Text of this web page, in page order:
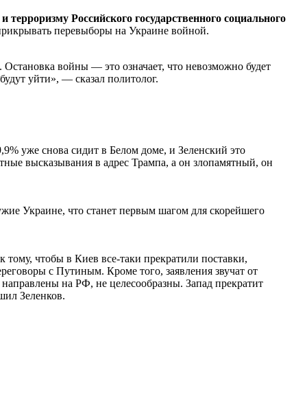
Российского государственного социального
перевыборы на Украине войной.
войны — это означает, что невозможно будет
уйти», — сказал политолог.
уже снова сидит в Белом доме, и Зеленский это
высказывания в адрес Трампа, а он злопамятный, он
Украине, что станет первым шагом для скорейшего
чтобы в Киев все-таки прекратили поставки,
с Путиным. Кроме того, заявления звучат от
на РФ, не целесообразны. Запад прекратит
Зеленков.